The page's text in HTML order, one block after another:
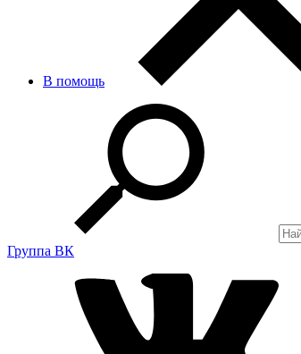
В помощь
Группа ВК